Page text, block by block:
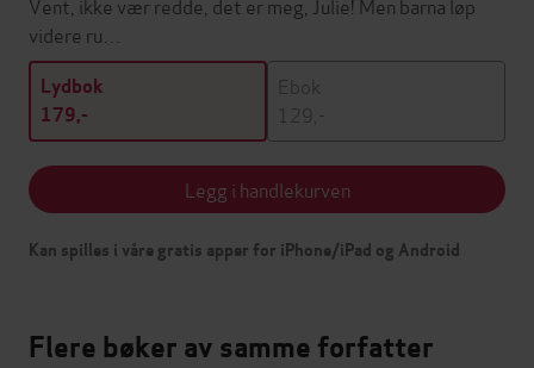
Vent, ikke vær redde, det er meg, Julie! Men barna løp
videre ru…
Lydbok
179,-
Ebok
129,-
Legg i handlekurven
Kan spilles i våre gratis apper for iPhone/iPad og Android
Flere bøker av samme forfatter